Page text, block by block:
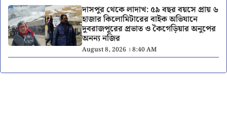
দাসপুর থেকে লাদাখ: ৫৯ বছর বয়সে প্রায় ৬
হাজার কিলোমিটারের বাইক অভিযানে
দুবরাজপুরের প্রভাত ও কৈগেড়িয়ার অনুপের
অনন্য নজির
August 8, 2026 । 8:40 AM